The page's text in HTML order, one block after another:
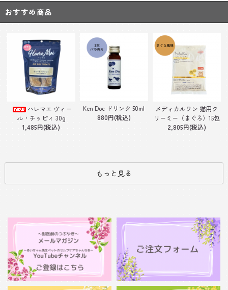
おすすめ商品
ハレマエ ヴィー
ル・チッピィ 30g
1,485円(税込)
Ken Doc ドリンク 50ml
880円(税込)
メディカルワン 猫用ク
リーミー（まぐろ）15包
2,805円(税込)
もっと見る